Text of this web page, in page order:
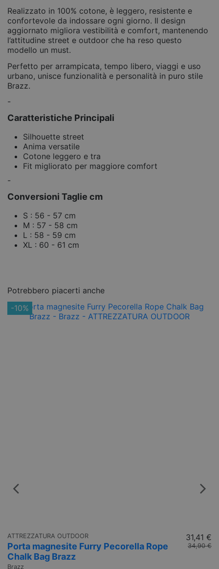
Realizzato in 100% cotone, è leggero, resistente e
confortevole da indossare ogni giorno. Il design
aggiornato migliora vestibilità e comfort, mantenendo
l’attitudine street e outdoor che ha reso questo
modello un must.
Perfetto per arrampicata, tempo libero, viaggi e uso
urbano, unisce funzionalità e personalità in puro stile
Brazz.
-
Caratteristiche Principali
Silhouette street
Anima versatile
Cotone leggero e tra
Fit migliorato per maggiore comfort
-
Conversioni Taglie cm
S : 56 - 57 cm
M : 57 - 58 cm
L : 58 - 59 cm
XL : 60 - 61 cm
Potrebbero piacerti anche
-10%
ATTREZZATURA OUTDOOR
Porta magnesite Furry Pecorella Rope
Chalk Bag Brazz
Brazz
31,41 €
34,90 €